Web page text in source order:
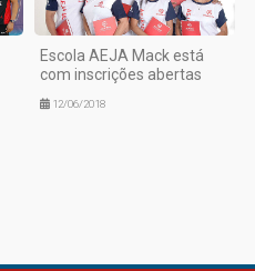
Escola AEJA Mack está
com inscrições abertas
12/06/2018